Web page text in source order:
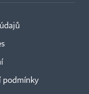
podmínky